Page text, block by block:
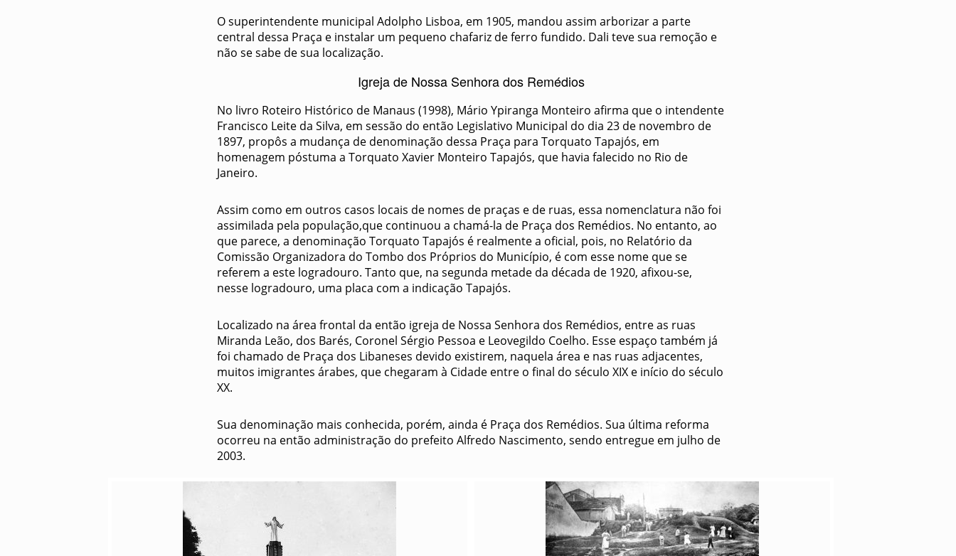
O superintendente municipal Adolpho Lisboa, em 1905, mandou assim arborizar a parte
central dessa Praça e instalar um pequeno chafariz de ferro fundido. Dali teve sua remoção e
não se sabe de sua localização.
Igreja de Nossa Senhora dos Remédios
No livro Roteiro Histórico de Manaus (1998), Mário Ypiranga Monteiro afirma que o intendente
Francisco Leite da Silva, em sessão do então Legislativo Municipal do dia 23 de novembro de
1897, propôs a mudança de denominação dessa Praça para Torquato Tapajós, em
homenagem póstuma a Torquato Xavier Monteiro Tapajós, que havia falecido no Rio de
Janeiro.
Assim como em outros casos locais de nomes de praças e de ruas, essa nomenclatura não foi
assimilada pela população,que continuou a chamá-la de Praça dos Remédios. No entanto, ao
que parece, a denominação Torquato Tapajós é realmente a oficial, pois, no Relatório da
Comissão Organizadora do Tombo dos Próprios do Município, é com esse nome que se
referem a este logradouro. Tanto que, na segunda metade da década de 1920, afixou-se,
nesse logradouro, uma placa com a indicação Tapajós.
Localizado na área frontal da então igreja de Nossa Senhora dos Remédios, entre as ruas
Miranda Leão, dos Barés, Coronel Sérgio Pessoa e Leovegildo Coelho. Esse espaço também já
foi chamado de Praça dos Libaneses devido existirem, naquela área e nas ruas adjacentes,
muitos imigrantes árabes, que chegaram à Cidade entre o final do século XIX e início do século
XX.
Sua denominação mais conhecida, porém, ainda é Praça dos Remédios. Sua última reforma
ocorreu na então administração do prefeito Alfredo Nascimento, sendo entregue em julho de
2003.